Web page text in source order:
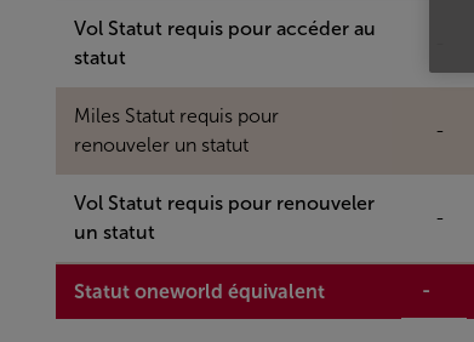
Vol Statut requis pour accéder au
statut
Miles Statut requis pour
renouveler un statut
-
Vol Statut requis pour renouveler
un statut
-
Statut oneworld équivalent -